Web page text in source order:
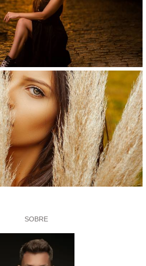
SOBRE